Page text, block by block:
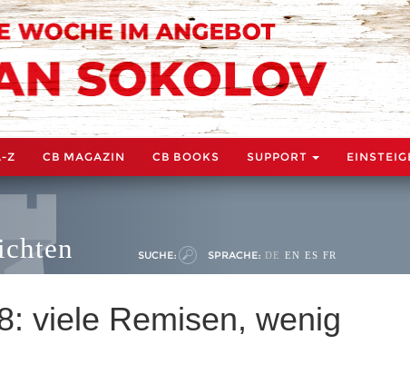
Z CB MAGAZIN CB BOOKS SUPPORT
SUCHE: SPRACHE: DE EN ES FR
viele Remisen, wenig